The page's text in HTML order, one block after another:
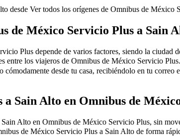
desde Ver todos los orígenes de Omnibus de México
de México Servicio Plus a Sain
Plus depende de varios factores, siendo la ciudad
entre los viajeros de Omnibus de México Servicio
desde tu casa, recibiéndolo en tu
a Sain Alto en Omnibus de
Sain Alto en Omnibus de México Servicio Plus, sin
de México Servicio Plus a Sain Alto de forma